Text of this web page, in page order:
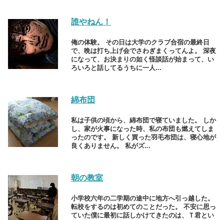
誰やねん！
俺の体験。 その日は大学のクラブ合宿の最終日
で、晩は打ち上げ会でさわぎまくってんよ。 深夜
になって、お決まりの如く怪談話が始まって、い
ろいろと話してるうちに一人...
綿布団
私は子供の頃から、綿布団で寝ていました。 しか
し、家が火事になった時、私の布団も燃えてしま
ったのです。 新しく買った羽毛布団は、寝心地が
良くありません。 私がズ...
朝の教室
小学校六年の二学期の途中に地方へ引っ越した。
転校をするのは初めてのことだった。 不安に思っ
ていた僕に最初に話しかけてきたのは、Ｔ君とい